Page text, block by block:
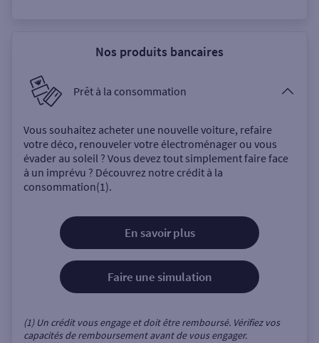
Nos produits bancaires
Prêt à la consommation
Vous souhaitez acheter une nouvelle voiture, refaire
votre déco, renouveler votre électroménager ou vous
évader au soleil ? Vous devez tout simplement faire face
à un imprévu ? Découvrez notre crédit à la
consommation(1).
En savoir plus
Faire une simulation
(1) Un crédit vous engage et doit être remboursé. Vérifiez vos
capacités de remboursement avant de vous engager.